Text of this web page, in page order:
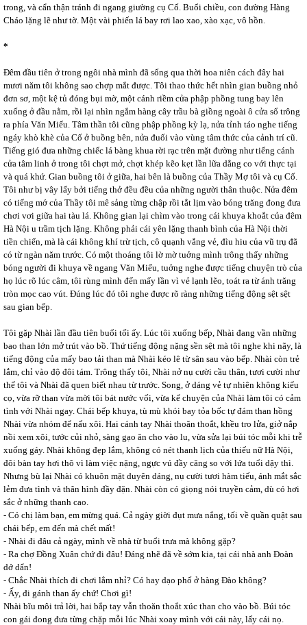
trong, và cẩn thận tránh đi ngang giường cụ Cố. Buổi chiều, con đường Hàng
Cháo lặng lẽ như tờ. Một vài phiến lá bay rơi lao xao, xào xạc, vô hồn.
*
Đêm đầu tiên ở trong ngôi nhà mình đã sống qua thời hoa niên cách đây hai
mươi năm tôi không sao chợp mắt được. Tôi thao thức hết nhìn gian buồng nhỏ
đơn sơ, một kệ tủ đóng bụi mờ, một cánh riềm cửa phập phồng tung bay lên
xuống ở đầu nằm, rồi lại nhìn ngắm hàng cây trầu bà giồng ngoài ô cửa sổ trông
ra phía Văn Miếu. Tâm thần tôi cũng phập phồng kỳ lạ, nửa tỉnh táo nghe tiếng
ngáy khò khè của Cố ở buồng bên, nửa đuối vào vùng tâm thức của cảnh trí cũ.
Tiếng gió đưa những chiếc lá bàng khua rời rạc trên mặt đường như tiếng cánh
cửa tâm linh ở trong tôi chợt mở, chợt khép kẽo kẹt lần lữa dằng co với thực tại
và quá khứ. Gian buồng tôi ở giữa, hai bên là buồng của Thầy Mợ tôi và cụ Cố.
Tôi như bị vây lấy bởi tiếng thở đều đều của những người thân thuộc. Nửa đêm
có tiếng mớ của Thầy tôi mê sảng từng chập rồi tắt lịm vào bóng trăng đong đưa
chơi vơi giữa hai tàu lá. Không gian lại chìm vào trong cái khuya khoắt của đêm
Hà Nội u trầm tịch lặng. Không phải cái yên lặng thanh bình của Hà Nội thời
tiền chiến, mà là cái không khí trừ tịch, cô quạnh vắng vẻ, đìu hiu của vũ trụ đã
có từ ngàn năm trước. Có một thoáng tôi lờ mờ tuởng mình trông thấy những
bóng người đi khuya về ngang Văn Miếu, tuởng nghe được tiếng chuyện trò của
họ lúc rõ lúc câm, tôi rùng mình đến mấy lần vì vẻ lạnh lẽo, toát ra từ ánh trăng
tròn mọc cao vút. Đúng lúc đó tôi nghe được rõ ràng những tiếng động sệt sệt
sau gian bếp.
Tôi gặp Nhài lần đầu tiên buổi tối ấy. Lúc tôi xuống bếp, Nhài đang vần những
bao than lớn mở trút vào bồ. Thứ tiếng động nặng sền sệt mà tôi nghe khi nãy, là
tiếng động của mấy bao tải than mà Nhài kéo lê từ sân sau vào bếp. Nhài còn trẻ
lắm, chỉ vào độ đôi tám. Trông thấy tôi, Nhài nở nụ cười cầu thân, tươi cười như
thể tôi và Nhài đã quen biết nhau từ trước. Song, ở dáng vẻ tự nhiên không kiểu
cọ, vừa rỡ than vừa mời tôi bát nước vối, vừa kể chuyện của Nhài làm tôi có cảm
tình với Nhài ngay. Chái bếp khuya, tù mù khói bay tỏa bốc tự đám than hồng
Nhài vừa nhóm để nấu xôi. Hai cánh tay Nhài thoăn thoắt, khều tro lửa, giở nắp
nồi xem xôi, tước củi nhỏ, sàng gạo ăn cho vào lu, vừa sửa lại búi tóc mỗi khi trễ
xuống gáy. Nhài không đẹp lắm, không có nét thanh lịch của thiếu nữ Hà Nội,
đôi bàn tay hơi thô vì làm việc nặng, ngực vú đầy căng so với lứa tuổi dậy thì.
Nhưng bù lại Nhài có khuôn mặt duyên dáng, nụ cười tươi hàm tiếu, ánh mắt sắc
lẻm đưa tình và thân hình đầy đặn. Nhài còn có giọng nói truyền cảm, dù có hơi
sắc ở những thanh cao.
- Có chị làm bạn, em mừng quá. Cả ngày giời đụt mưa nắng, tối về quần quật sau
chái bếp, em đến mà chết mất!
- Nhài đi đâu cả ngày, mình về nhà từ buổi trưa mà không gặp?
- Ra chợ Đồng Xuân chứ đi đâu! Đáng nhẽ đã về sớm kia, tại cái nhà anh Đoàn
dớ dẩn!
- Chắc Nhài thích đi chơi lắm nhỉ? Có hay dạo phố ở hàng Đào không?
- Ấy, đi gánh than ấy chứ! Chơi gì!
Nhài bĩu môi trả lời, hai bắp tay vẫn thoăn thoắt xúc than cho vào bồ. Búi tóc
con gái đong đưa từng chặp mỗi lúc Nhài xoay mình với cái này, lấy cái nọ.